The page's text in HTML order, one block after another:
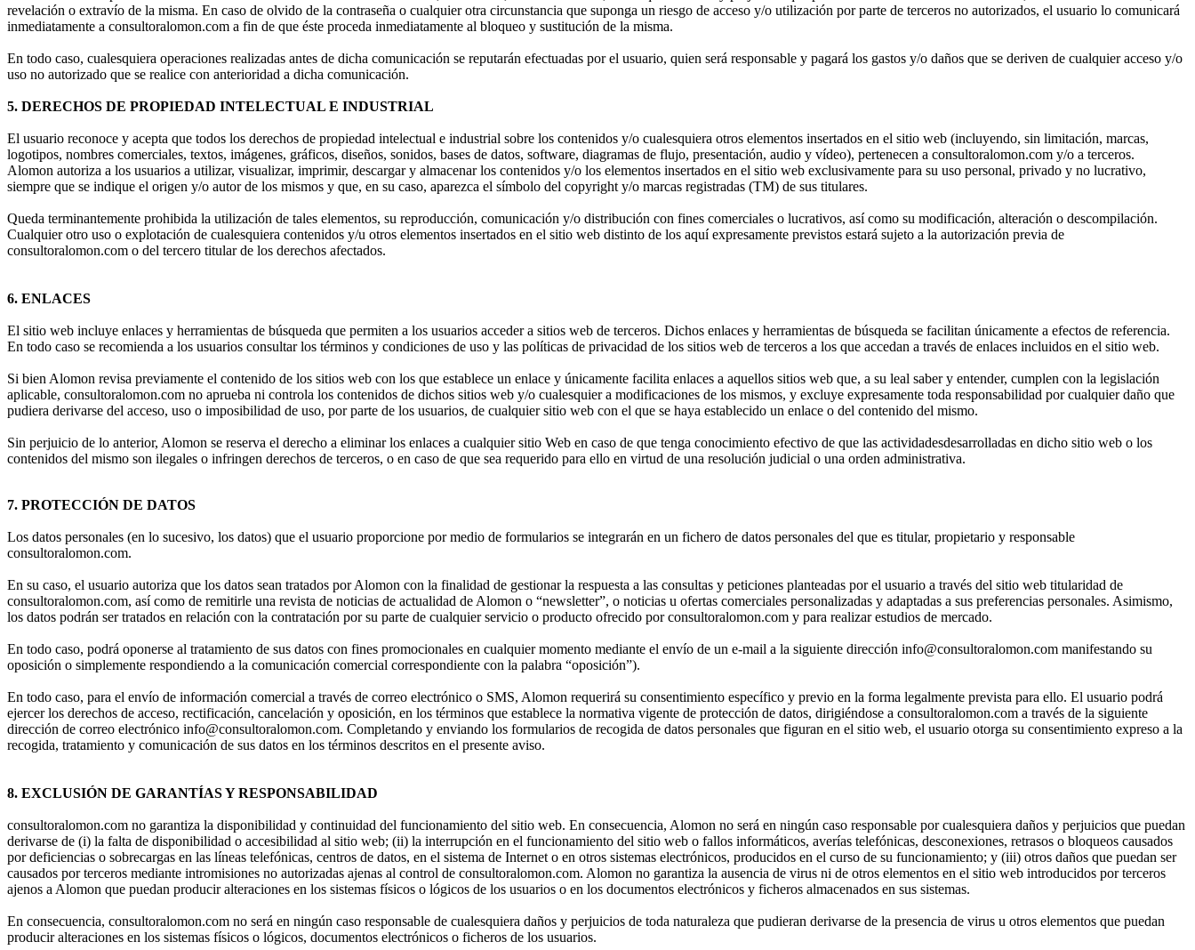
revelación o extravío de la misma. En caso de olvido de la contraseña o cualquier otra circunstancia que suponga un riesgo de acceso y/o utilización por parte de terceros no autorizados, el usuario lo comunicará
inmediatamente a consultoralomon.com a fin de que éste proceda inmediatamente al bloqueo y sustitución de la misma.
En todo caso, cualesquiera operaciones realizadas antes de dicha comunicación se reputarán efectuadas por el usuario, quien será responsable y pagará los gastos y/o daños que se deriven de cualquier acceso y/o
uso no autorizado que se realice con anterioridad a dicha comunicación.
5. DERECHOS DE PROPIEDAD INTELECTUAL E INDUSTRIAL
El usuario reconoce y acepta que todos los derechos de propiedad intelectual e industrial sobre los contenidos y/o cualesquiera otros elementos insertados en el sitio web (incluyendo, sin limitación, marcas,
logotipos, nombres comerciales, textos, imágenes, gráficos, diseños, sonidos, bases de datos, software, diagramas de flujo, presentación, audio y vídeo), pertenecen a consultoralomon.com y/o a terceros.
Alomon autoriza a los usuarios a utilizar, visualizar, imprimir, descargar y almacenar los contenidos y/o los elementos insertados en el sitio web exclusivamente para su uso personal, privado y no lucrativo,
siempre que se indique el origen y/o autor de los mismos y que, en su caso, aparezca el símbolo del copyright y/o marcas registradas (TM) de sus titulares.
Queda terminantemente prohibida la utilización de tales elementos, su reproducción, comunicación y/o distribución con fines comerciales o lucrativos, así como su modificación, alteración o descompilación.
Cualquier otro uso o explotación de cualesquiera contenidos y/u otros elementos insertados en el sitio web distinto de los aquí expresamente previstos estará sujeto a la autorización previa de
consultoralomon.com o del tercero titular de los derechos afectados.
6. ENLACES
El sitio web incluye enlaces y herramientas de búsqueda que permiten a los usuarios acceder a sitios web de terceros. Dichos enlaces y herramientas de búsqueda se facilitan únicamente a efectos de referencia.
En todo caso se recomienda a los usuarios consultar los términos y condiciones de uso y las políticas de privacidad de los sitios web de terceros a los que accedan a través de enlaces incluidos en el sitio web.
Si bien Alomon revisa previamente el contenido de los sitios web con los que establece un enlace y únicamente facilita enlaces a aquellos sitios web que, a su leal saber y entender, cumplen con la legislación
aplicable, consultoralomon.com no aprueba ni controla los contenidos de dichos sitios web y/o cualesquier a modificaciones de los mismos, y excluye expresamente toda responsabilidad por cualquier daño que
pudiera derivarse del acceso, uso o imposibilidad de uso, por parte de los usuarios, de cualquier sitio web con el que se haya establecido un enlace o del contenido del mismo.
Sin perjuicio de lo anterior, Alomon se reserva el derecho a eliminar los enlaces a cualquier sitio Web en caso de que tenga conocimiento efectivo de que las actividadesdesarrolladas en dicho sitio web o los
contenidos del mismo son ilegales o infringen derechos de terceros, o en caso de que sea requerido para ello en virtud de una resolución judicial o una orden administrativa.
7. PROTECCIÓN DE DATOS
Los datos personales (en lo sucesivo, los datos) que el usuario proporcione por medio de formularios se integrarán en un fichero de datos personales del que es titular, propietario y responsable
consultoralomon.com.
En su caso, el usuario autoriza que los datos sean tratados por Alomon con la finalidad de gestionar la respuesta a las consultas y peticiones planteadas por el usuario a través del sitio web titularidad de
consultoralomon.com, así como de remitirle una revista de noticias de actualidad de Alomon o “newsletter”, o noticias u ofertas comerciales personalizadas y adaptadas a sus preferencias personales. Asimismo,
los datos podrán ser tratados en relación con la contratación por su parte de cualquier servicio o producto ofrecido por consultoralomon.com y para realizar estudios de mercado.
En todo caso, podrá oponerse al tratamiento de sus datos con fines promocionales en cualquier momento mediante el envío de un e-mail a la siguiente dirección info@consultoralomon.com manifestando su
oposición o simplemente respondiendo a la comunicación comercial correspondiente con la palabra “oposición”).
En todo caso, para el envío de información comercial a través de correo electrónico o SMS, Alomon requerirá su consentimiento específico y previo en la forma legalmente prevista para ello. El usuario podrá
ejercer los derechos de acceso, rectificación, cancelación y oposición, en los términos que establece la normativa vigente de protección de datos, dirigiéndose a consultoralomon.com a través de la siguiente
dirección de correo electrónico info@consultoralomon.com. Completando y enviando los formularios de recogida de datos personales que figuran en el sitio web, el usuario otorga su consentimiento expreso a la
recogida, tratamiento y comunicación de sus datos en los términos descritos en el presente aviso.
8. EXCLUSIÓN DE GARANTÍAS Y RESPONSABILIDAD
consultoralomon.com no garantiza la disponibilidad y continuidad del funcionamiento del sitio web. En consecuencia, Alomon no será en ningún caso responsable por cualesquiera daños y perjuicios que puedan
derivarse de (i) la falta de disponibilidad o accesibilidad al sitio web; (ii) la interrupción en el funcionamiento del sitio web o fallos informáticos, averías telefónicas, desconexiones, retrasos o bloqueos causados
por deficiencias o sobrecargas en las líneas telefónicas, centros de datos, en el sistema de Internet o en otros sistemas electrónicos, producidos en el curso de su funcionamiento; y (iii) otros daños que puedan ser
causados por terceros mediante intromisiones no autorizadas ajenas al control de consultoralomon.com. Alomon no garantiza la ausencia de virus ni de otros elementos en el sitio web introducidos por terceros
ajenos a Alomon que puedan producir alteraciones en los sistemas físicos o lógicos de los usuarios o en los documentos electrónicos y ficheros almacenados en sus sistemas.
En consecuencia, consultoralomon.com no será en ningún caso responsable de cualesquiera daños y perjuicios de toda naturaleza que pudieran derivarse de la presencia de virus u otros elementos que puedan
producir alteraciones en los sistemas físicos o lógicos, documentos electrónicos o ficheros de los usuarios.